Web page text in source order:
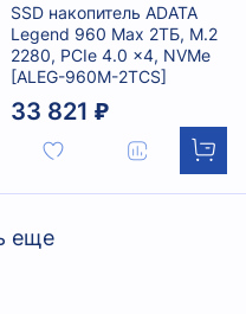
SSD накопитель ADATA
Legend 960 Max 2ТБ, M.2
2280, PCIe 4.0 x4, NVMe
[ALEG-960M-2TCS]
33 821 ₽
еще